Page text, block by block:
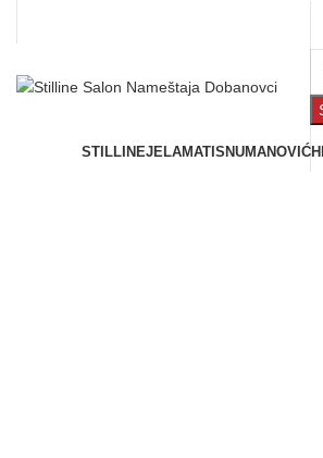
STILLINEJELAMATISNUMANOVIĆ